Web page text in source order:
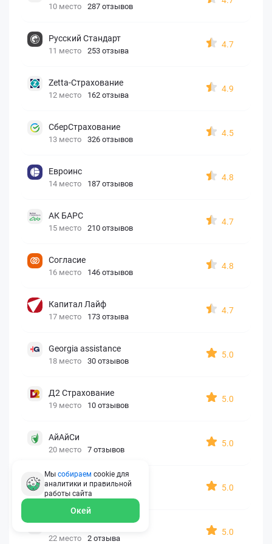
10 место 287 отзывов
Русский Стандарт
11 место 253 отзыва
4.7
Zetta-Страхование
12 место 162 отзыва
4.9
СберСтрахование
13 место 326 отзывов
4.5
Евроинс
14 место 187 отзывов
4.8
АК БАРС
15 место 210 отзывов
4.7
Согласие
16 место 146 отзывов
4.8
Капитал Лайф
17 место 173 отзыва
4.7
Georgia assistance
18 место 30 отзывов
5.0
Д2 Страхование
19 место 10 отзывов
5.0
АйАйСи
20 место 7 отзывов
5.0
OxySport
21 место 6 отзывов
5.0
ERGO AXA
22 место 2 отзыва
5.0
Мы собираем cookie для
аналитики и правильной
работы сайта
Окей